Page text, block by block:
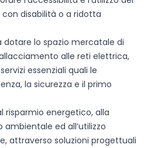
con disabilità o a ridotta
lo spazio mercatale di
alle reti elettrica,
essenziali quali le
la sicurezza e il primo
risparmio energetico, alla
ambientale ed all’utilizzo
attraverso soluzioni progettuali